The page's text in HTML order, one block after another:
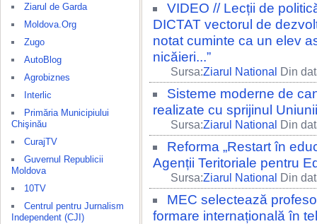
Ziarul de Garda
Moldova.Org
Zugo
AutoBlog
Agrobiznes
Interlic
Primăria Municipiului
Chişinău
CurajTV
Guvernul Republicii
Moldova
10TV
Centrul pentru Jurnalism
Independent (CJI)
VIDEO // Lecții de
DICTAT vectorul de
notat cuminte ca un elev
nicăieri...”
Sursa:Ziarul National Din
Sisteme moderne de
realizate cu sprijinul
Sursa:Ziarul National Din
Reforma „Restart în
Agenții Teritoriale pentru
Sursa:Ziarul National Din
MEC selectează
formare internațională în